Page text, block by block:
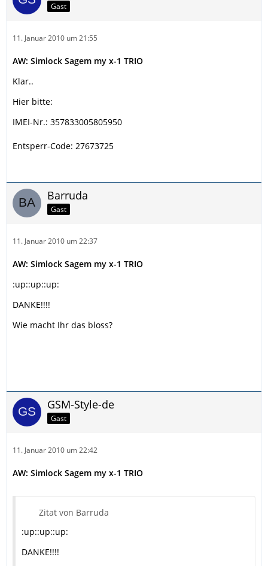
Gast
11. Januar 2010 um 21:55
AW: Simlock Sagem my x-1 TRIO
Klar..
Hier bitte:
IMEI-Nr.: 357833005805950
Entsperr-Code: 27673725
Barruda
Gast
11. Januar 2010 um 22:37
AW: Simlock Sagem my x-1 TRIO
:up::up::up:
DANKE!!!!
Wie macht Ihr das bloss?
GSM-Style-de
Gast
11. Januar 2010 um 22:42
AW: Simlock Sagem my x-1 TRIO
Zitat von Barruda
:up::up::up:
DANKE!!!!